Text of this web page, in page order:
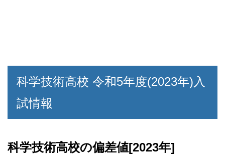
科学技術高校 令和5年度(2023年)入
試情報
科学技術高校の偏差値[2023年]